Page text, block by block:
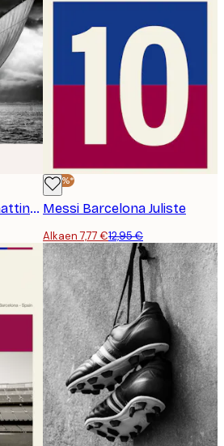
Angel Villalba - Dramaattinen Purjehduskilpailu Juliste
-40%*
Messi Barcelona Juliste
Alkaen 7,77 €12,95 €